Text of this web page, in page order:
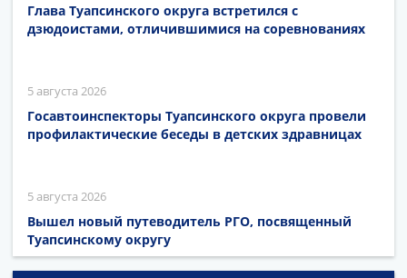
Глава Туапсинского округа встретился с
дзюдоистами, отличившимися на соревнованиях
5 августа 2026
Госавтоинспекторы Туапсинского округа провели
профилактические беседы в детских здравницах
5 августа 2026
Вышел новый путеводитель РГО, посвященный
Туапсинскому округу